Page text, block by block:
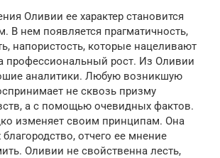
Оливии ее характер становится
В нем появляется прагматичность,
напористость, которые нацеливают
рост. Из Оливии
аналитики. Любую возникшую
не сквозь призму
а с помощью очевидных фактов.
изменяет своим принципам. Она
отчего ее мнение
Оливии не свойственна лесть,